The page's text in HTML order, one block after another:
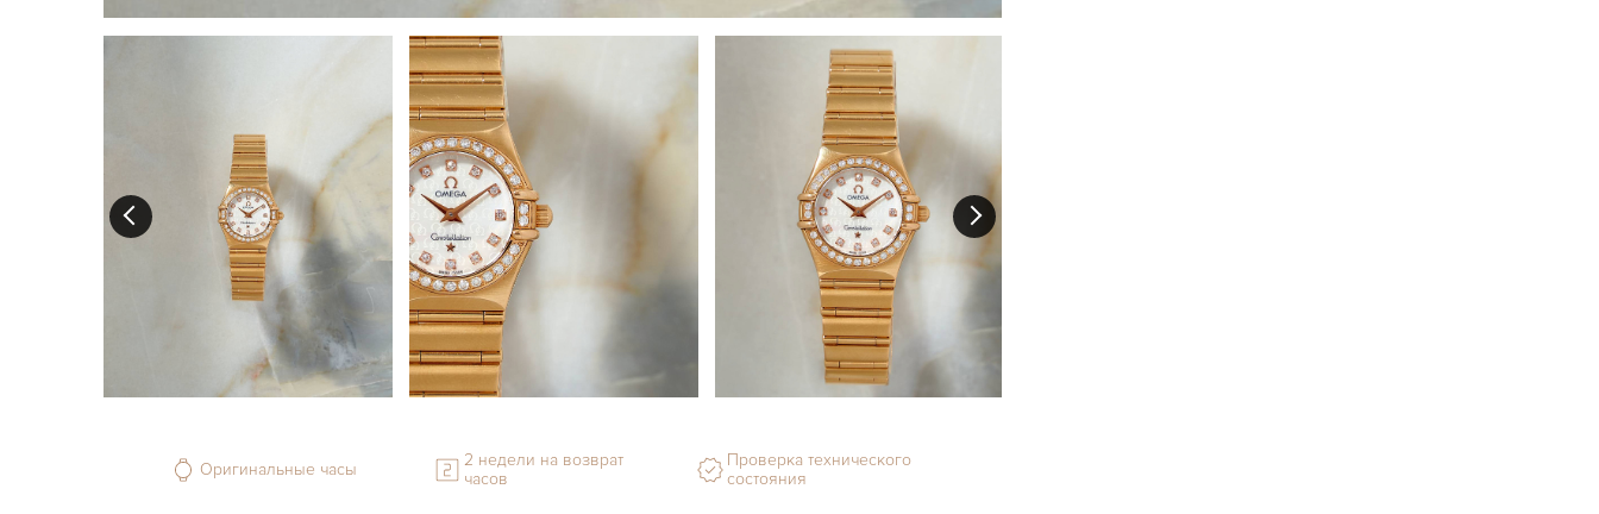
Оригинальные часы
2 недели на возврат
часов
Проверка технического
состояния